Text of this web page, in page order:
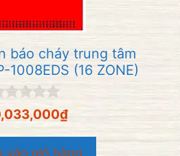
báo cháy trung tâm
1008EDS (16 ZONE)
₫
vào giỏ hàng